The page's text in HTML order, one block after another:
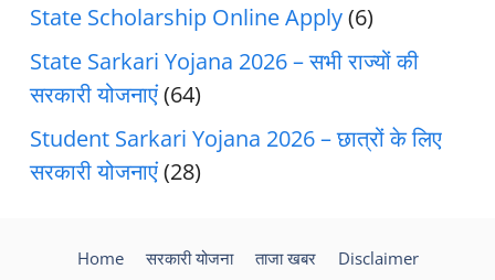
State Scholarship Online Apply(6)
State Sarkari Yojana 2026 – सभी राज्यों की
सरकारी योजनाएं(64)
Student Sarkari Yojana 2026 – छात्रों के लिए
सरकारी योजनाएं(28)
Home सरकारी योजना ताजा खबर
Disclaimer